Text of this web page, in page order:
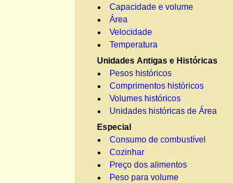
Capacidade e volume
Área
Velocidade
Temperatura
Unidades Antigas e Históricas
Pesos históricos
Comprimentos históricos
Volumes históricos
Unidades históricas de Área
Especial
Consumo de combustível
Cozinhar
Preço dos alimentos
Peso para volume